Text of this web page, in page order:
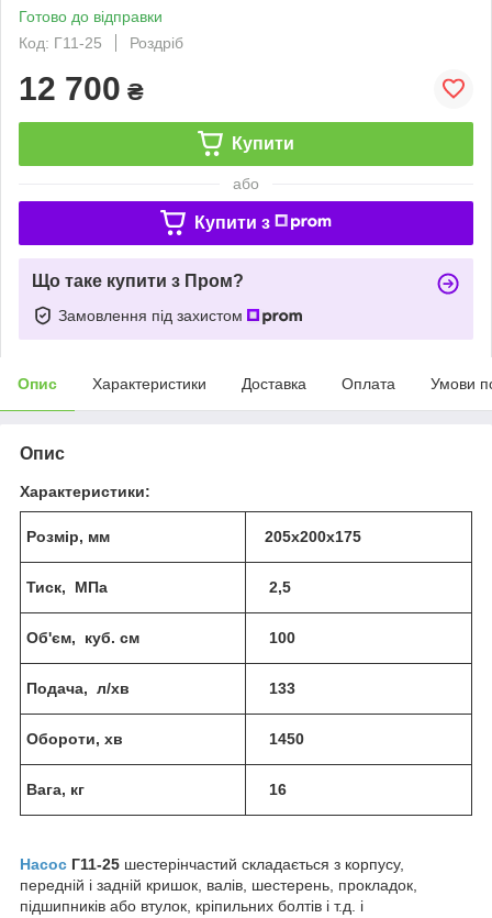
Готово до відправки
Код: Г11-25
Роздріб
12 700 ₴
Купити
або
Купити з
Що таке купити з Пром?
Замовлення під захистом
Опис Характеристики Доставка Оплата Умови
Опис
Характеристики:
Розмір, мм 205x200x175
Тиск, МПа 2,5
Об'єм, куб. см 100
Подача, л/хв 133
Обороти, хв 1450
Вага, кг 16
Насос Г11-25 шестерінчастий складається з корпусу,
передній і задній кришок, валів, шестерень, прокладок,
підшипників або втулок, кріпильних болтів і т.д. і